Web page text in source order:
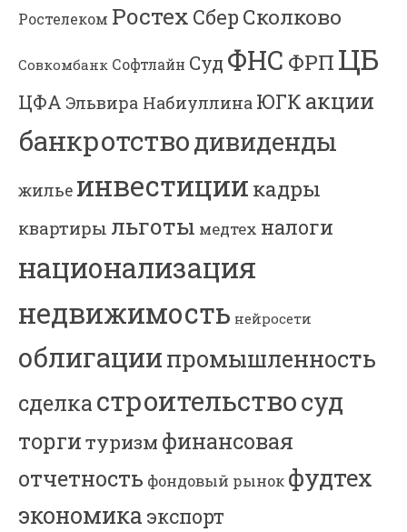
Ростелеком Ростех Сбер Сколково
Совкомбанк Софтлайн Суд ФНС ФРП ЦБ
ЦФА Эльвира Набиуллина ЮГК акции
банкротстводивиденды
жилье инвестиции кадры
квартиры льготы медтех налоги
национализация
недвижимость нейросети
облигациипромышленность
сделкастроительствосуд
торгитуризм финансовая
отчетность фондовый рынок фудтех
экономика экспорт